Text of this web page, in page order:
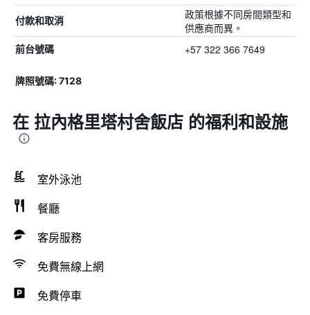
付款和取消
政策根據不同房間類型和
供應商而異。
前台號碼 +57 322 366 7649
牌照號碼: 7128
在 拉內格里塔村舍飯店 的福利和設施
室外泳池
餐廳
客房服務
免費無線上網
免費停車